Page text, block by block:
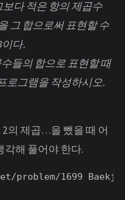
보다 적은 항의 제곱수
그 합으로써 표현할 수
다.
들의 합으로 표현할 때
로그램을 작성하시오.
의 제곱…을 뺐을 때 어
각해 풀어야 한다.
1699